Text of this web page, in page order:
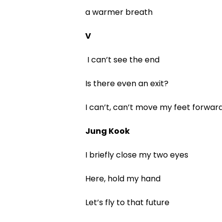
a warmer breath
V
I can’t see the end
Is there even an exit?
I can’t, can’t move my feet
Jung Kook
I briefly close my two eyes
Here, hold my hand
Let’s fly to that future